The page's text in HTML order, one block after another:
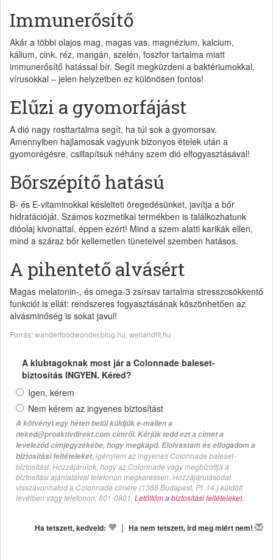
Immunerősítő
Akár a többi olajos mag, magas vas, magnézium, kalcium,
kálium, cink, réz, mangán, szelén, foszfor tartalma miatt
immunerősítő hatással bír. Segít megküzdeni a baktériumokkal,
vírusokkal – jelen helyzetben ez különösen fontos!
Elűzi a gyomorfájást
A dió nagy rosttartalma segít, ha túl sok a gyomorsav.
Amennyiben hajlamosak vagyunk bizonyos ételek után a
gyomorégésre, csillapítsuk néhány szem dió elfogyasztásával!
Bőrszépítő hatású
B- és E-vitaminokkal késlelteti öregedésünket, javítja a bőr
hidratációját. Számos kozmetikai termékben is találkozhatunk
dióolaj kivonattal, éppen ezért! Mind a szem alatti karikák ellen,
mind a száraz bőr kellemetlen tüneteivel szemben hatásos.
A pihentető alvásért
Magas melatonin-, és omega-3 zsírsav tartalma stresszcsökkentő
funkciót is ellát: rendszeres fogyasztásának köszönhetően az
alvásminőség is sokat javul!
Forrás: wanderfoodwonder.blog.hu, wellandfit.hu
A klubtagoknak most jár a Colonnade baleset-
biztosítás INGYEN. Kéred?
Igen, kérem
Nem kérem az ingyenes biztosítást
A kötvényt egy héten belül küldjük e-mailen a
neked@proaktivdirekt.com címről. Kérjük tedd ezt a címet a
leveleződ címjegyzékébe, hogy megkapd. Elolvastam és elfogadom a
biztosítási feltételeket, igénylem az ingyenes Colonnade baleset-
biztosítást. Hozzájárulok, hogy az Colonnade vagy megbízottja a
biztosítási ajánlataival telefonon megkeressen. Hozzájárulásodat
visszavonhatod a Colonnade címére (1388 Budapest, Pf. 14.) küldött
levélben vagy telefonon: 801-0801. Letöltöm a biztosítási feltételeket.
Ha tetszett, kedveld: | Ha nem tetszett, írd meg miért nem!